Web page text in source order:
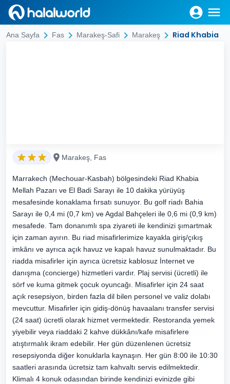
Ana Sayfa Fas Marakeş-Safi Marakeş Riad Khabia
Marakeş, Fas
Marrakech (Mechouar-Kasbah) bölgesindeki Riad Khabia
Mellah Pazarı ve El Badi Sarayı ile 10 dakika yürüyüş
mesafesinde konaklama fırsatı sunuyor. Bu golf riadı Bahia
Sarayı ile 0,4 mi (0,7 km) ve Agdal Bahçeleri ile 0,6 mi (0,9 km)
mesafede. Tam donanımlı spa ziyareti ile kendinizi şımartmak
için zaman ayırın. Bu riad misafirlerimize kayakla giriş/çıkış
imkânı ve ayrıca açık havuz ve kapalı havuz sunulmaktadır. Bu
riadda misafirler için ayrıca ücretsiz kablosuz İnternet ve
danışma (concierge) hizmetleri vardır. Plaj servisi (ücretli) ile
sörf ve kuma gitmek çocuk oyuncağı. Misafirler için 24 saat
açık resepsiyon, birden fazla dil bilen personel ve valiz dolabı
mevcuttur. Misafirler için gidiş-dönüş havaalanı transfer servisi
(24 saat) ücretli olarak hizmet vermektedir. Restoranda yemek
yiyebilir veya riaddaki 2 kahve dükkânı/kafe misafirlere
atıştırmalık ikram edebilir. Her gün düzenlenen ücretsiz
resepsiyonda diğer konuklarla kaynaşın. Her gün 8:00 ile 10:30
saatleri arasında ücretsiz tam kahvaltı servis edilmektedir.
Klimalı 4 konuk odasından birinde kendinizi evinizde gibi